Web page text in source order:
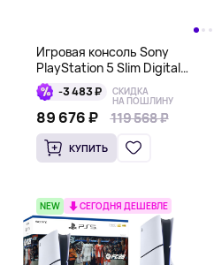
Игровая консоль Sony
PlayStation 5 Slim Digital
Edition 30th Anniversary
Limited Edition, 1 Тб, серый
-3 483 ₽ СКИДКА
НА ПОШЛИНУ
119 568 ₽
89 676 ₽ 119 568 ₽
КУПИТЬ
NEW СЕГОДНЯ ДЕШЕВЛЕ